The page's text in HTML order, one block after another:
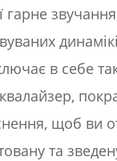
гарне
в себе
щоб ви
та